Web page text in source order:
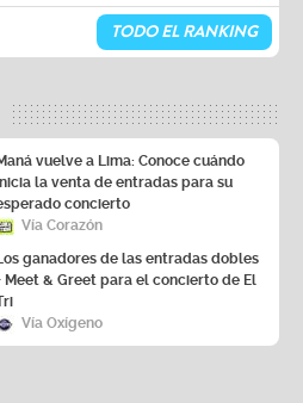
TODO EL RANKING
vuelve a Lima: Conoce cuándo
la venta de entradas para su
concierto
Vía Corazón
ganadores de las entradas dobles
Meet & Greet para el concierto de El
Vía Oxígeno